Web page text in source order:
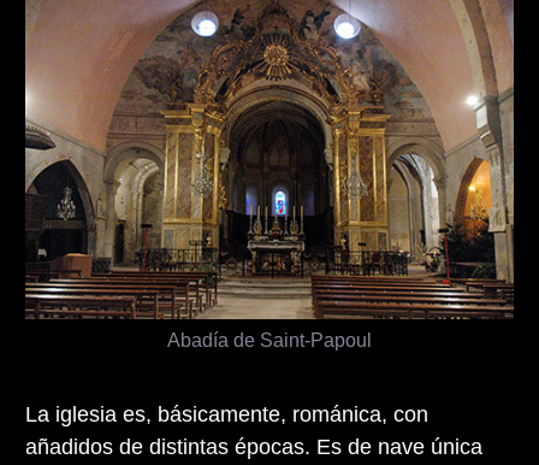
Abadía de Saint-Papoul
La iglesia es, básicamente, románica, con
añadidos de distintas épocas. Es de nave única